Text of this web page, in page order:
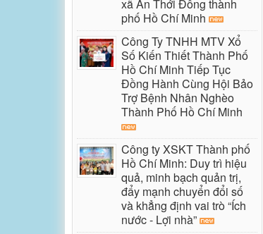
xã An Thới Đông thành
phố Hồ Chí Minh
Công Ty TNHH MTV Xổ
Số Kiến Thiết Thành Phố
Hồ Chí Minh Tiếp Tục
Đồng Hành Cùng Hội Bảo
Trợ Bệnh Nhân Nghèo
Thành Phố Hồ Chí Minh
Công ty XSKT Thành phố
Hồ Chí Minh: Duy trì hiệu
quả, minh bạch quản trị,
đẩy mạnh chuyển đổi số
và khẳng định vai trò “Ích
nước - Lợi nhà”